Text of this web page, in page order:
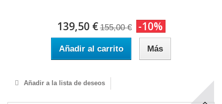
139,50 € 155,00 € -10%
Añadir al carrito Más
Añadir a la lista de deseos